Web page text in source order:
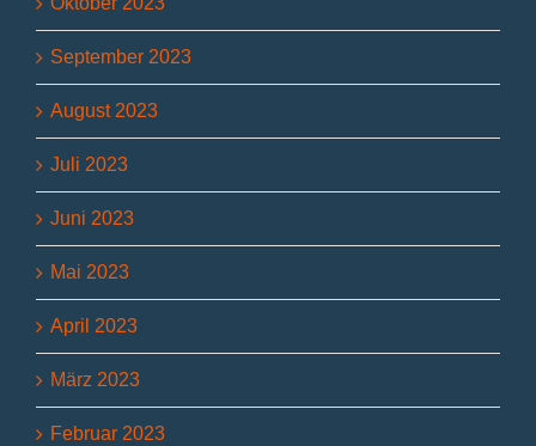
September 2023
August 2023
Juli 2023
Juni 2023
Mai 2023
April 2023
März 2023
Februar 2023